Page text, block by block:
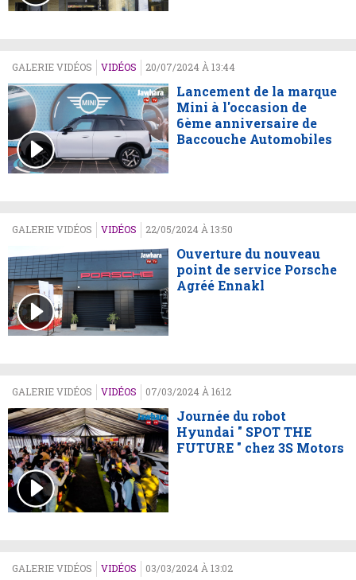
GALERIE VIDÉOS VIDÉOS 20/07/2024 À 13:44
Lancement de la marque
Mini à l'occasion de
6ème anniversaire de
Baccouche Automobiles
GALERIE VIDÉOS VIDÉOS 22/05/2024 À 13:50
Ouverture du nouveau
point de service Porsche
Agréé Ennakl
GALERIE VIDÉOS VIDÉOS 07/03/2024 À 16:12
Journée du robot
Hyundai " SPOT THE
FUTURE " chez 3S Motors
GALERIE VIDÉOS VIDÉOS 03/03/2024 À 13:02